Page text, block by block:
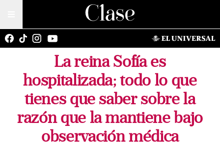
La reina Sofía es
hospitalizada; todo lo que
tienes que saber sobre la
razón que la mantiene bajo
observación médica